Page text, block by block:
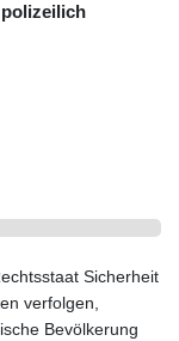
Sicherheit
verfolgen,
Bevölkerung